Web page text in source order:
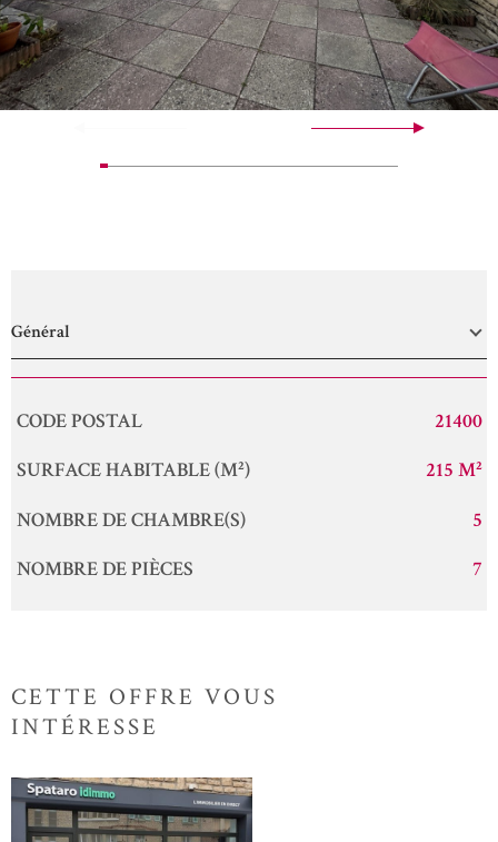
Général
Caractérisque Valeurs
CODE POSTAL
21400
SURFACE HABITABLE (M²)
215 M²
NOMBRE DE CHAMBRE(S)
5
NOMBRE DE PIÈCES
7
CETTE OFFRE VOUS
INTÉRESSE